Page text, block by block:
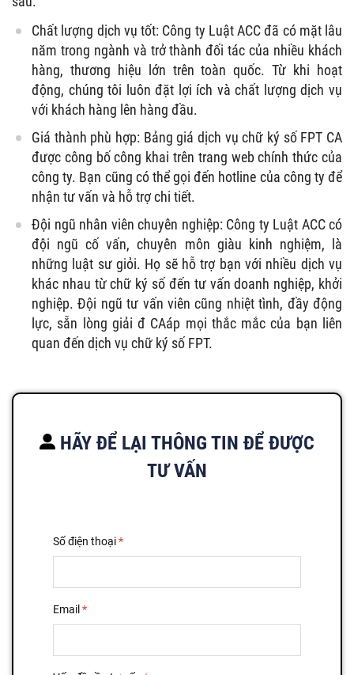
Chất lượng dịch vụ tốt: Công ty Luật ACC đã có mặt lâu
năm trong ngành và trở thành đối tác của nhiều khách
hàng, thương hiệu lớn trên toàn quốc. Từ khi hoạt
động, chúng tôi luôn đặt lợi ích và chất lượng dịch vụ
với khách hàng lên hàng đầu.
Giá thành phù hợp: Bảng giá dịch vụ chữ ký số FPT CA
được công bố công khai trên trang web chính thức của
công ty. Bạn cũng có thể gọi đến hotline của công ty để
nhận tư vấn và hỗ trợ chi tiết.
Đội ngũ nhân viên chuyên nghiệp: Công ty Luật ACC có
đội ngũ cố vấn, chuyên môn giàu kinh nghiệm, là
những luật sư giỏi. Họ sẽ hỗ trợ bạn với nhiều dịch vụ
khác nhau từ chữ ký số đến tư vấn doanh nghiệp, khởi
nghiệp. Đội ngũ tư vấn viên cũng nhiệt tình, đầy động
lực, sẵn lòng giải đ CAáp mọi thắc mắc của bạn liên
quan đến dịch vụ chữ ký số FPT.
HÃY ĐỂ LẠI THÔNG TIN ĐỂ ĐƯỢC
TƯ VẤN